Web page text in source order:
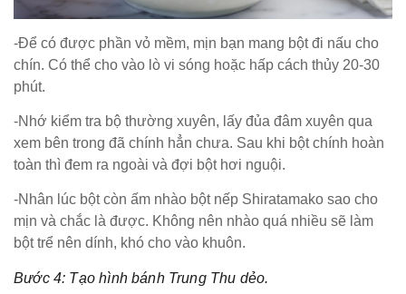
-Để có được phần vỏ mềm, mịn bạn mang bột đi nấu cho
chín. Có thể cho vào lò vi sóng hoặc hấp cách thủy 20-30
phút.
-Nhớ kiểm tra bộ thường xuyên, lấy đủa đâm xuyên qua
xem bên trong đã chính hẳn chưa. Sau khi bột chính hoàn
toàn thì đem ra ngoài và đợi bột hơi nguội.
-Nhân lúc bột còn ấm nhào bột nếp Shiratamako sao cho
mịn và chắc là được. Không nên nhào quá nhiều sẽ làm
bột trể nên dính, khó cho vào khuôn.
Bước 4: Tạo hình bánh Trung Thu dẻo.